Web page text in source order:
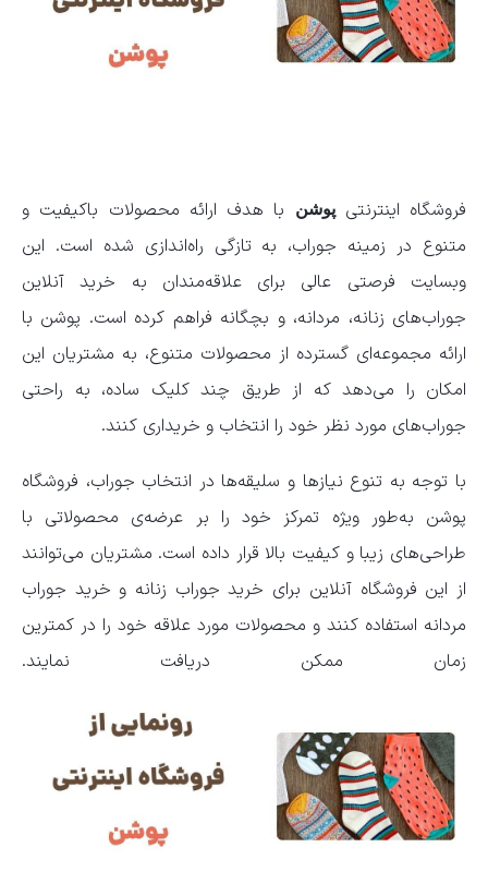
فروشگاه اینترنتیپوشن
با هدف ارائه محصولات باکیفیت و
متنوع در زمینه جوراب، به تازگی راه‌اندازی شده است. این
وبسایت فرصتی عالی برای علاقه‌مندان به خرید آنلاین
جوراب‌های زنانه، مردانه، و بچگانه فراهم کرده است. پوشن با
ارائه مجموعه‌ای گسترده از محصولات متنوع، به مشتریان این
امکان را می‌دهد که از طریق چند کلیک ساده، به راحتی
جوراب‌های مورد نظر خود را انتخاب و خریداری کنند.
با توجه به تنوع نیازها و سلیقه‌ها در انتخاب جوراب، فروشگاه
پوشن به‌طور ویژه تمرکز خود را بر عرضه‌ی محصولاتی با
طراحی‌های زیبا و کیفیت بالا قرار داده است. مشتریان می‌توانند
از این فروشگاه آنلاین برای خرید جوراب زنانه و خرید جوراب
مردانه استفاده کنند و محصولات مورد علاقه خود را در کمترین
زمان ممکن دریافت نمایند.